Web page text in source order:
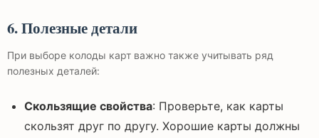
6. Полезные детали
При выборе колоды карт важно также учитывать ряд
полезных деталей:
Скользящие свойства: Проверьте, как карты
скользят друг по другу. Хорошие карты должны